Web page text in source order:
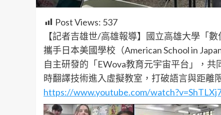
Post Views: 537
【記者吉雄世/高雄報導】國立高雄大學「
攜手日本美國學校（American School in
自主研發的「EWova教育元宇宙平台」，
時翻譯技術進入虛擬教室，打破語言與距離
https://www.youtube.com/